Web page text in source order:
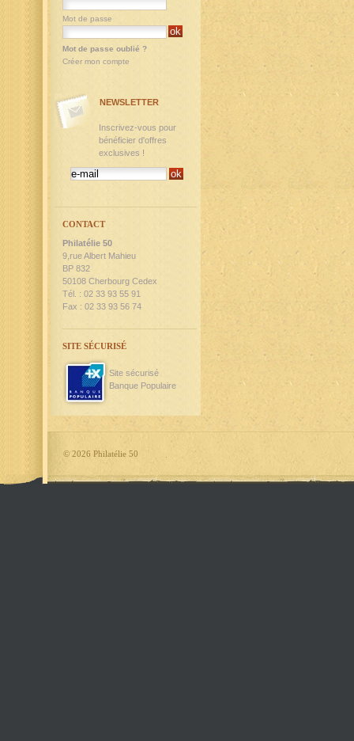
Mot de passe
Mot de passe oublié ?
Créer mon compte
NEWSLETTER
Inscrivez-vous pour
bénéficier d'offres
exclusives !
CONTACT
Philatélie 50
9,rue Albert Mahieu
BP 832
50108 Cherbourg Cedex
Tél. : 02 33 93 55 91
Fax : 02 33 93 56 74
SITE SÉCURISÉ
Site sécurisé
Banque Populaire
© 2026 Philatélie 50